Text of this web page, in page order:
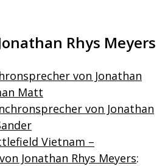
Rhys Meyers
von Jonathan
Matt
von Jonathan
Vietnam –
Jonathan Rhys Meyers: